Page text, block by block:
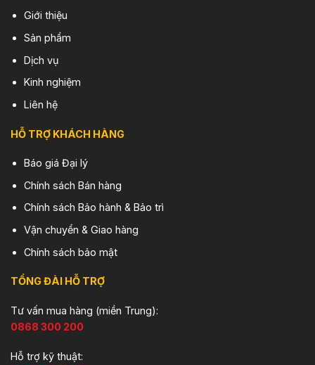
Giới thiệu
Sản phẩm
Dịch vụ
Kinh nghiệm
Liên hệ
HỖ TRỢ KHÁCH HÀNG
Báo giá Đại lý
Chính sách Bán hàng
Chính sách Bảo hành & Bảo trì
Vận chuyển & Giao hàng
Chính sách bảo mật
TỔNG ĐÀI HỖ TRỢ
Tư vấn mua hàng (miền Trung):
0868 300 200
Hỗ trợ kỹ thuật: